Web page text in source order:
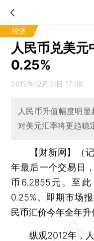
经济
人民币兑美
0.25%
2012年12月31日 17:38
人民币升值幅度明
对美元汇率将更趋稳
【财新网】（
年最后一个交易日
币6.2855元。至
0.25%。即期市场
民币汇价今年全年升
纵观2012年，人